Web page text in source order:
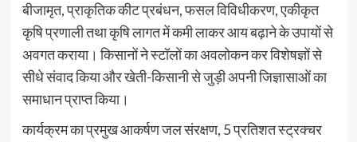
बीजामृत, प्राकृतिक कीट प्रबंधन, फसल विविधीकरण, एकीकृत
कृषि प्रणाली तथा कृषि लागत में कमी लाकर आय बढ़ाने के उपायों से
अवगत कराया। किसानों ने स्टॉलों का अवलोकन कर विशेषज्ञों से
सीधे संवाद किया और खेती-किसानी से जुड़ी अपनी जिज्ञासाओं का
समाधान प्राप्त किया।
कार्यक्रम का प्रमुख आकर्षण जल संरक्षण, 5 प्रतिशत स्ट्रक्चर